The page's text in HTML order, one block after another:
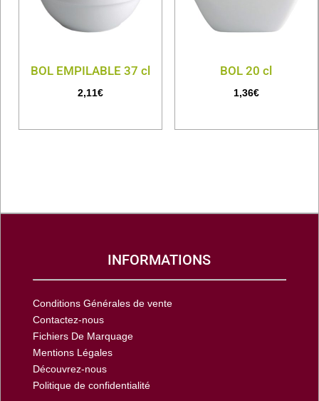
BOL EMPILABLE 37 cl
2,11€
BOL 20 cl
1,36€
INFORMATIONS
Conditions Générales de vente
Contactez-nous
Fichiers De Marquage
Mentions Légales
Découvrez-nous
Politique de confidentialité